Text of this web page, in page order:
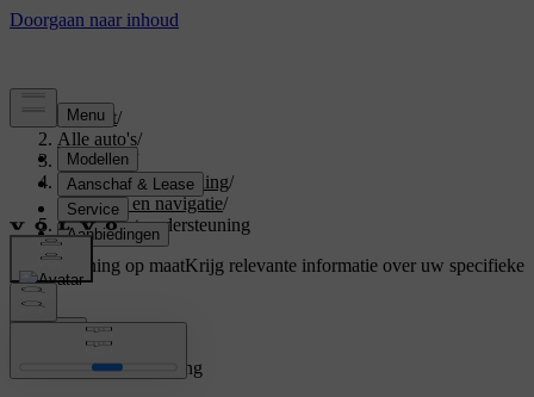
Support/
Alle auto's/
V60 2026
Gebruikershandleiding/
Rijhulp en navigatie/
Rijden met ondersteuning
Ondersteuning op maatKrijg relevante informatie over uw specifieke
auto.
Rijden met ondersteuning